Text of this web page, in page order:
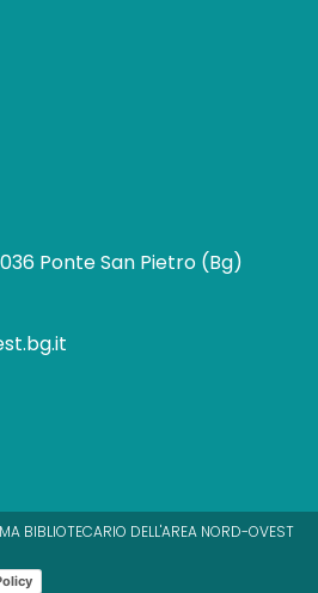
Ponte San Pietro (Bg)
BIBLIOTECARIO DELL'AREA NORD-OVEST